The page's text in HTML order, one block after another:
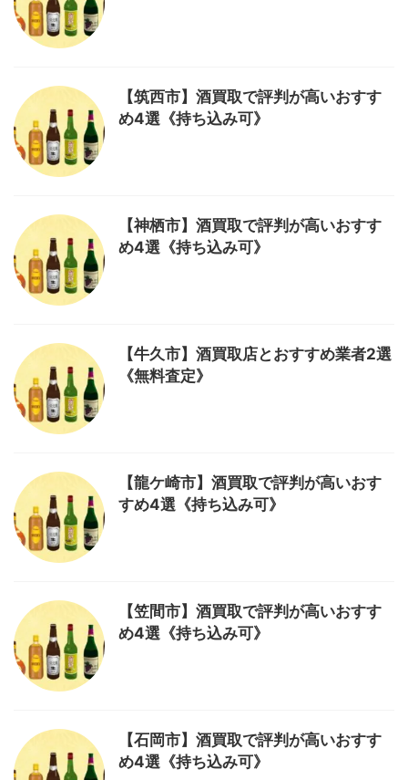
【筑西市】酒買取で評判が高いおすす
め4選《持ち込み可》
【神栖市】酒買取で評判が高いおすす
め4選《持ち込み可》
【牛久市】酒買取店とおすすめ業者2選
《無料査定》
【龍ケ崎市】酒買取で評判が高いおす
すめ4選《持ち込み可》
【笠間市】酒買取で評判が高いおすす
め4選《持ち込み可》
【石岡市】酒買取で評判が高いおすす
め4選《持ち込み可》